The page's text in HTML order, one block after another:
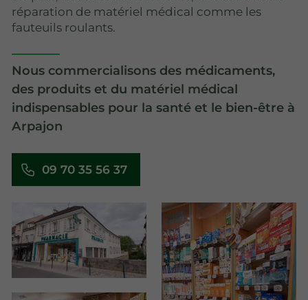
réparation de matériel médical comme les
fauteuils roulants.
Nous commercialisons des médicaments,
des produits et du matériel médical
indispensables pour la santé et le bien-être à
Arpajon
09 70 35 56 37